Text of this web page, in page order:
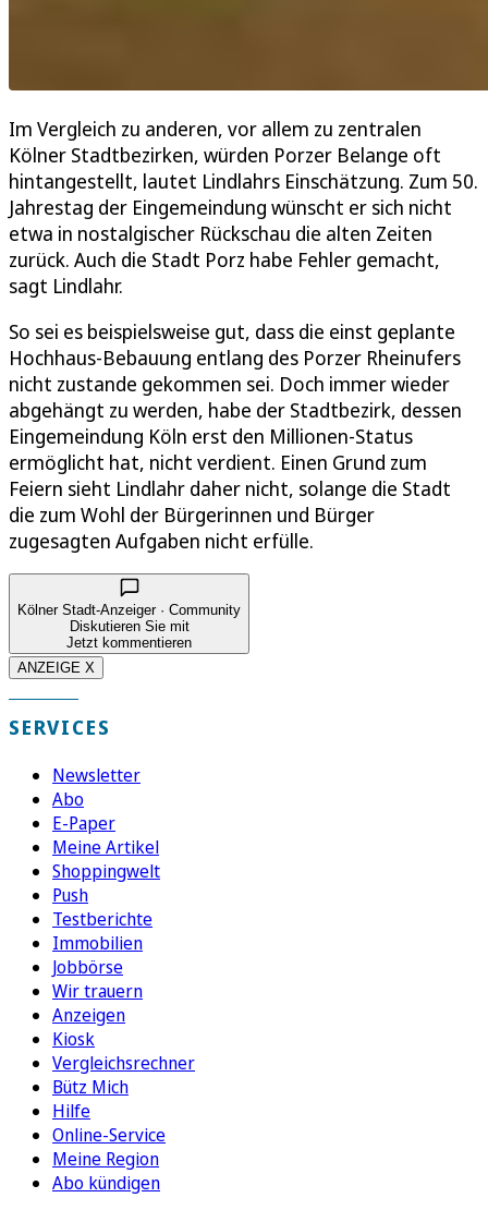
Im Vergleich zu anderen, vor allem zu zentralen
Kölner Stadtbezirken, würden Porzer Belange oft
hintangestellt, lautet Lindlahrs Einschätzung. Zum 50.
Jahrestag der Eingemeindung wünscht er sich nicht
etwa in nostalgischer Rückschau die alten Zeiten
zurück. Auch die Stadt Porz habe Fehler gemacht,
sagt Lindlahr.
So sei es beispielsweise gut, dass die einst geplante
Hochhaus-Bebauung entlang des Porzer Rheinufers
nicht zustande gekommen sei. Doch immer wieder
abgehängt zu werden, habe der Stadtbezirk, dessen
Eingemeindung Köln erst den Millionen-Status
ermöglicht hat, nicht verdient. Einen Grund zum
Feiern sieht Lindlahr daher nicht, solange die Stadt
die zum Wohl der Bürgerinnen und Bürger
zugesagten Aufgaben nicht erfülle.
Kölner Stadt-Anzeiger · Community
Diskutieren Sie mit
Jetzt kommentieren
ANZEIGE X
SERVICES
Newsletter
Abo
E-Paper
Meine Artikel
Shoppingwelt
Push
Testberichte
Immobilien
Jobbörse
Wir trauern
Anzeigen
Kiosk
Vergleichsrechner
Bütz Mich
Hilfe
Online-Service
Meine Region
Abo kündigen